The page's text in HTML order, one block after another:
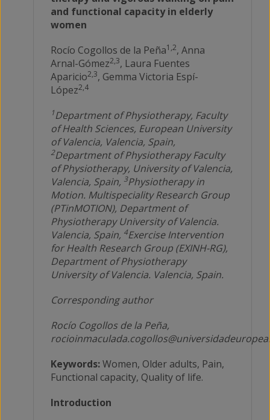
and functional capacity in elderly
women
Rocío Cogollos de la Peña1,2, Anna
Arnal-Gómez2,3, Laura Fuentes
Aparicio2,3, Gemma Victoria Espí-
López2,4
1Department of Physiotherapy, Faculty
of Health Sciences, European University
of Valencia, Valencia, Spain,
2Department of Physiotherapy Faculty
of Physiotherapy, University of Valencia,
Valencia, Spain, 3Physiotherapy in
Motion. Multispeciality Research Group
(PTinMOTION), Department of
Physiotherapy University of Valencia.
Valencia, Spain, 4Exercise Intervention
for Health Research Group (EXINH-RG),
Department of Physiotherapy
University of Valencia. Valencia, Spain.
Corresponding author
Rocío Cogollos de la Peña,
Keywords:Women, Older adults, Pain,
Functional capacity, Quality of life.
Introduction